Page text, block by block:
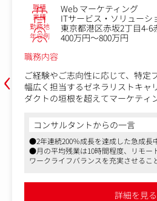
‹
職種 Web マーケティング
業種 ITサービス・ソリューシ
勤務地 東京都港区赤坂2丁目4-6
年収例
400万円～800万円
職務内容
ご経験やご志向性に応じて、特定
幅広く担当するゼネラリストキャ
ダクトの垣根を超えてマーケティ
また、マネジメントポジションへ
業成長を牽引する役割に挑戦する
を通じて、お任せするミッション
す。
・Webマーケティングアフィリエ
コンサルタントからの一言
●2年連続200％成長を達成した急成長
●月の平均残業は10時間程度、リモー
ワークライフバランスを充実させるこ
詳細を見る